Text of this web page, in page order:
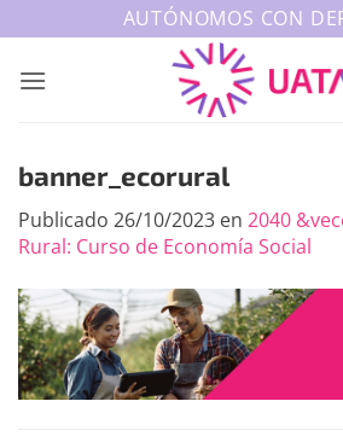
al
AUTÓNOMOS CON
banner_ecorural
Publicado 26/10/2023 en 2040
Rural: Curso de Economía Social